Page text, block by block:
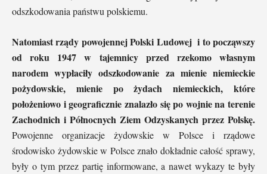
odszkodowania państwu polskiemu.
Natomiast rządy powojennej Polski Ludowej i to począwszy
od roku 1947 w tajemnicy przed rzekomo własnym
narodem wypłaciły odszkodowanie za mienie niemieckie
pożydowskie, mienie po żydach niemieckich, które
położeniowo i geograficznie znalazło się po wojnie na terenie
Zachodnich i Północnych Ziem Odzyskanych przez Polskę.
Powojenne organizacje żydowskie w Polsce i rządowe
środowisko żydowskie w Polsce znało dokładnie całość sprawy,
były o tym przez partię informowane, a nawet wykazy te były